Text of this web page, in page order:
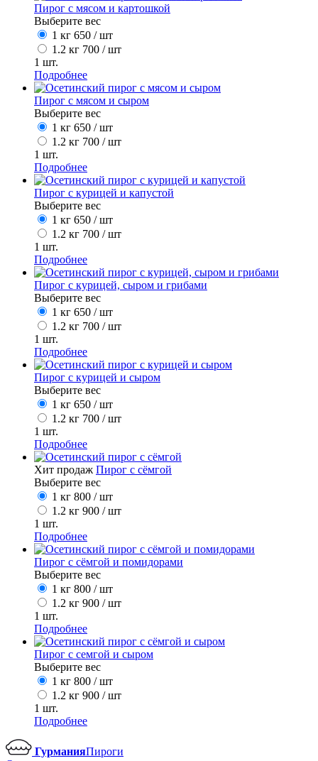
Пирог с мясом и картошкой
Выберите вес
1 кг 650 / шт
1.2 кг 700 / шт
1 шт.
Подробнее
Пирог с мясом и сыром
Выберите вес
1 кг 650 / шт
1.2 кг 700 / шт
1 шт.
Подробнее
Пирог с курицей и капустой
Выберите вес
1 кг 650 / шт
1.2 кг 700 / шт
1 шт.
Подробнее
Пирог с курицей, сыром и грибами
Выберите вес
1 кг 650 / шт
1.2 кг 700 / шт
1 шт.
Подробнее
Пирог с курицей и сыром
Выберите вес
1 кг 650 / шт
1.2 кг 700 / шт
1 шт.
Подробнее
Хит продаж Пирог с сёмгой
Выберите вес
1 кг 800 / шт
1.2 кг 900 / шт
1 шт.
Подробнее
Пирог с сёмгой и помидорами
Выберите вес
1 кг 800 / шт
1.2 кг 900 / шт
1 шт.
Подробнее
Пирог с семгой и сыром
Выберите вес
1 кг 800 / шт
1.2 кг 900 / шт
1 шт.
Подробнее
ГурманияПироги